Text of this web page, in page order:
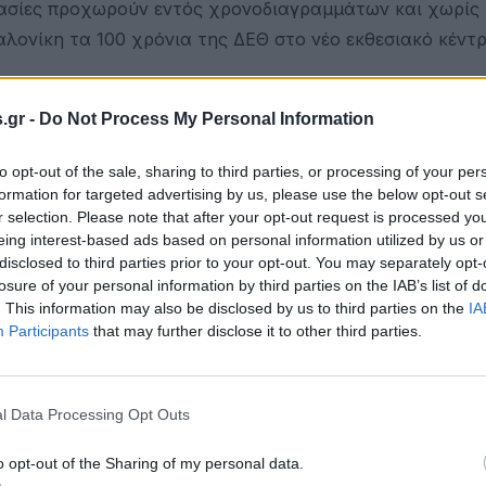
- Do Not Process My Personal Information
opt-out of the sale, sharing to third parties, or processing of your
for targeted advertising by us, please use the below opt-out
selection. Please note that after your opt-out request is processed
interest-based ads based on personal information utilized by us
to third parties prior to your opt-out. You may separately
of your personal information by third parties on the IAB’s list of
This information may also be disclosed by us to third parties on the
Participants that may further disclose it to other third parties.
Data Processing Opt Outs
opt-out of the Sharing of my personal data.
προχωρούν εντός χρονοδιαγραμμάτων και χωρίς
τα 100 χρόνια της ΔΕΘ στο νέο εκθεσιακό
"Επειδή ακούγονται πολλά, τονίζω για μια
χώρα είναι η Γερμανία, η οποία θα συμμετάσχει με
για την παρουσία τους στη Θεσσαλονίκη. Ασφαλώς
από όλα είναι η υγεία των εκθετών και των
αποτελέσει και πάλι τη γιορτή της πόλης.
προχωρούμε βάσει σχεδίου. Η διοίκηση της ΔΕΘ-
όλα έτοιμα και να έχει ολοκληρωθεί μια από τις
την Ευρώπη".